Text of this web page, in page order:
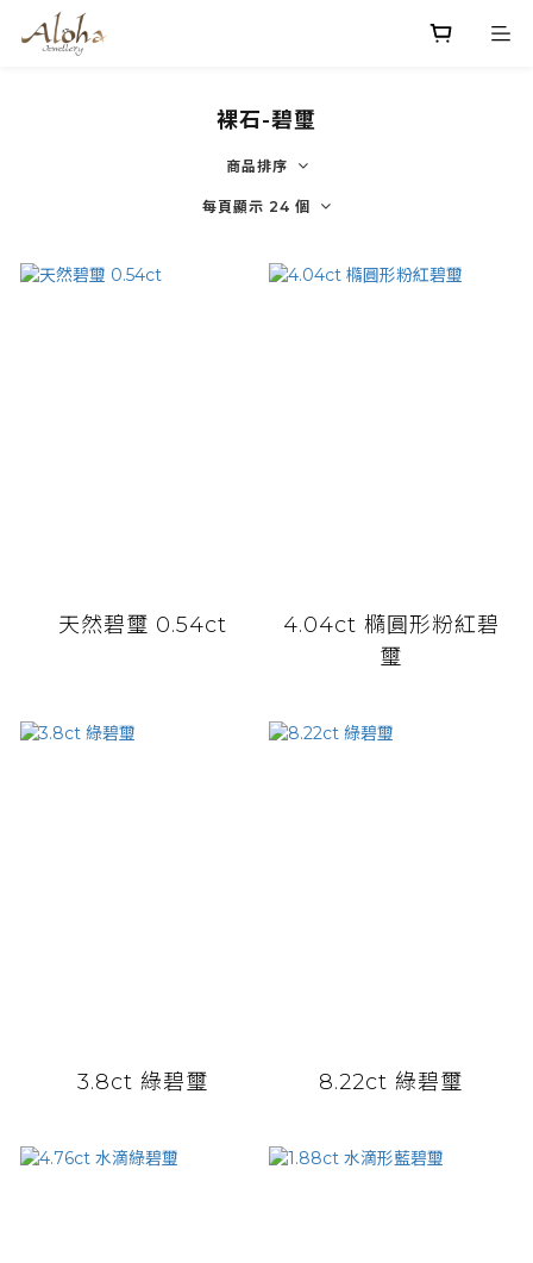
裸石-碧璽
商品排序
每頁顯示 24 個
天然碧璽 0.54ct
4.04ct 橢圓形粉紅碧
璽
3.8ct 綠碧璽 8.22ct 綠碧璽